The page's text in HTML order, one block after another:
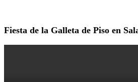
Fiesta de la Galleta de Piso en